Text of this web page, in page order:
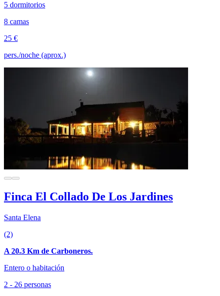
5 dormitorios
8 camas
25 €
pers./noche (aprox.)
Finca El Collado De Los Jardines
Santa Elena
(2)
A 20.3 Km de Carboneros.
Entero o habitación
2 - 26 personas